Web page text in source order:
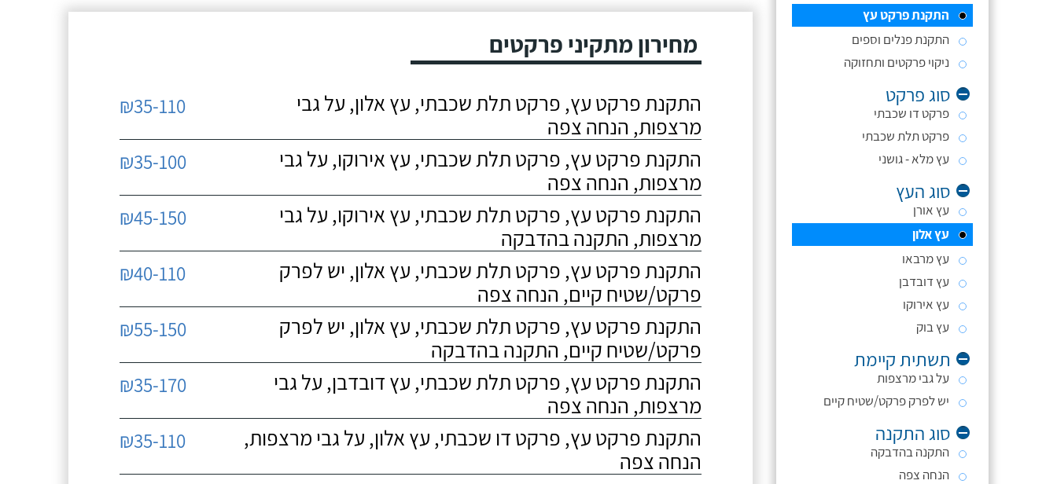
התקנת פרקט עץ
התקנת פנלים וספים
ניקוי פרקטים ותחזוקה
סוג פרקט
פרקט דו שכבתי
פרקט תלת שכבתי
עץ מלא - גושני
סוג העץ
עץ אורן
עץ אלון
עץ מרבאו
עץ דובדבן
עץ אירוקו
עץ בוק
תשתית קיימת
על גבי מרצפות
יש לפרק פרקט/שטיח קיים
סוג התקנה
התקנה בהדבקה
הנחה צפה
מחירון מתקיני פרקטים
התקנת פרקט עץ, פרקט תלת שכבתי, עץ אלון, על גבי
מרצפות, הנחה צפה
₪35-110
התקנת פרקט עץ, פרקט תלת שכבתי, עץ אירוקו, על גבי
מרצפות, הנחה צפה
₪35-100
התקנת פרקט עץ, פרקט תלת שכבתי, עץ אירוקו, על גבי
מרצפות, התקנה בהדבקה
₪45-150
התקנת פרקט עץ, פרקט תלת שכבתי, עץ אלון, יש לפרק
פרקט/שטיח קיים, הנחה צפה
₪40-110
התקנת פרקט עץ, פרקט תלת שכבתי, עץ אלון, יש לפרק
פרקט/שטיח קיים, התקנה בהדבקה
₪55-150
התקנת פרקט עץ, פרקט תלת שכבתי, עץ דובדבן, על גבי
מרצפות, הנחה צפה
₪35-170
התקנת פרקט עץ, פרקט דו שכבתי, עץ אלון, על גבי מרצפות,
הנחה צפה
₪35-110